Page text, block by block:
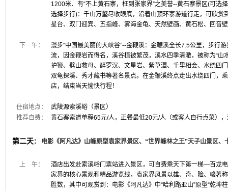
1200米、有“不上黄石寨，枉到张家界”之美誉--黄石寨景区(可选
选择步行)：千山万壑尽收眼底，沿着山顶环寨游道行走，可欣赏
星台、双门迎宾、五指峰、雾海金龟、天然壁画、黄石松、回音
下 午：
漫步“中国最美丽的大峡谷”--金鞭溪：金鞭溪全长7.5公里，步行
流，因金鞭岩而得名，溪谷植被繁茂，溪水四季清澈，被称为“山
护鞭、劈山救母、醉罗汉、文星岩、紫草潭、千里相会、水绕四
双龟探溪、秀才藏书等著名景点。在金鞭溪终点走出水绕四门，
店，结束当天愉快行程！
住宿地点：
武陵源索溪峪（景区）
推荐自费：
黄石寨索道单程65元/人，正餐最低20元/人（或客人自行点菜）
第二天： 电影《阿凡达》山峰原型袁家界景区、“世界峰林之王”天子山景区、
上 午：
酒店出发赴索溪峪门票站进入景区，可自费乘天下第一梯—百龙
家界的核心景观和精品游览线，袁家界风景以雄、奇、险、峻著
胜数，其中可观赏到：电影《阿凡达》中“哈利路亚山”原型“乾